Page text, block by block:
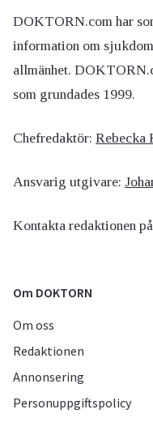
DOKTORN.com har
information om
allmänhet.
som grundades 1999.
Chefredaktör: Rebecka
Ansvarig utgivare:
Kontakta redaktionen på
Om DOKTORN
Om oss
Redaktionen
Annonsering
Personuppgiftspolicy